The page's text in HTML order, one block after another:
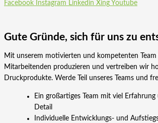
Facebook Instagram Linkedin Xing Youtube
Gute Gründe, sich für uns zu
Mit unserem motivierten und kompetenten
Mitarbeitenden produzieren und vertreiben wir
Druckprodukte. Werde Teil unseres Teams und
Ein großartiges Team mit viel Erfahrung
Detail
Individuelle Entwicklungs- und